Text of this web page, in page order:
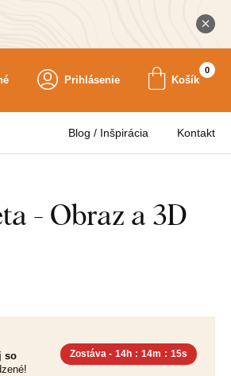
Prihlásenie Košík
0
Blog / Inšpirácia Kontakt
- Obraz a 3D
so
Zostáva - 14h : 14m : 13s